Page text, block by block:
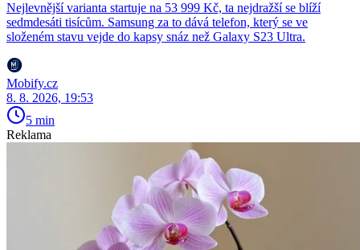
Nejlevnější varianta startuje na 53 999 Kč, ta nejdražší se blíží
sedmdesáti tisícům. Samsung za to dává telefon, který se ve
složeném stavu vejde do kapsy snáz než Galaxy S23 Ultra.
Mobify.cz
8. 8. 2026, 19:53
5 min
Reklama